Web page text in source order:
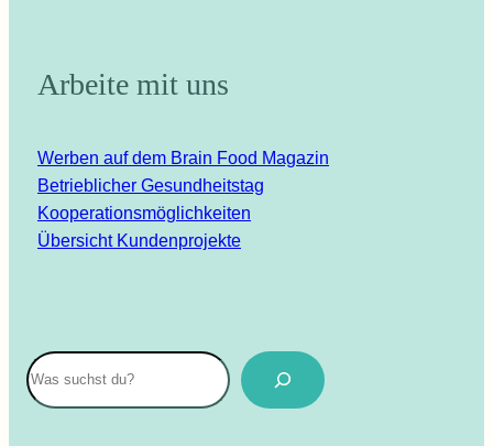
Arbeite mit uns
Werben auf dem Brain Food Magazin
Betrieblicher Gesundheitstag
Kooperationsmöglichkeiten
Übersicht Kundenprojekte
Suchen